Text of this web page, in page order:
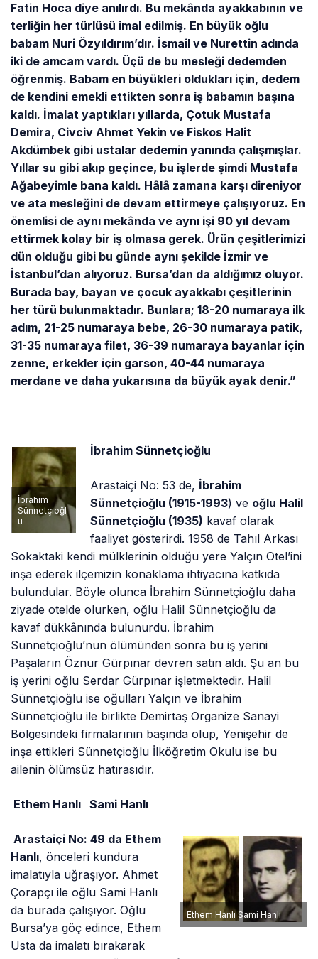
Fatin Hoca diye anılırdı. Bu mekânda ayakkabının ve
terliğin her türlüsü imal edilmiş. En büyük oğlu
babam Nuri Özyıldırım’dır. İsmail ve Nurettin adında
iki de amcam vardı. Üçü de bu mesleği dedemden
öğrenmiş. Babam en büyükleri oldukları için, dedem
de kendini emekli ettikten sonra iş babamın başına
kaldı. İmalat yaptıkları yıllarda, Çotuk Mustafa
Demira, Civciv Ahmet Yekin ve Fiskos Halit
Akdümbek gibi ustalar dedemin yanında çalışmışlar.
Yıllar su gibi akıp geçince, bu işlerde şimdi Mustafa
Ağabeyimle bana kaldı. Hâlâ zamana karşı direniyor
ve ata mesleğini de devam ettirmeye çalışıyoruz. En
önemlisi de aynı mekânda ve aynı işi 90 yıl devam
ettirmek kolay bir iş olmasa gerek. Ürün çeşitlerimizi
dün olduğu gibi bu günde aynı şekilde İzmir ve
İstanbul’dan alıyoruz. Bursa’dan da aldığımız oluyor.
Burada bay, bayan ve çocuk ayakkabı çeşitlerinin
her türü bulunmaktadır. Bunlara; 18-20 numaraya ilk
adım, 21-25 numaraya bebe, 26-30 numaraya patik,
31-35 numaraya filet, 36-39 numaraya bayanlar için
zenne, erkekler için garson, 40-44 numaraya
merdane ve daha yukarısına da büyük ayak denir.”
İbrahim
Sünnetçioğl
u
İbrahim Sünnetçioğlu
Arastaiçi No: 53 de, İbrahim
Sünnetçioğlu (1915-1993) ve oğlu Halil
Sünnetçioğlu (1935) kavaf olarak
faaliyet gösterirdi. 1958 de Tahıl Arkası
Sokaktaki kendi mülklerinin olduğu yere Yalçın Otel’ini
inşa ederek ilçemizin konaklama ihtiyacına katkıda
bulundular. Böyle olunca İbrahim Sünnetçioğlu daha
ziyade otelde olurken, oğlu Halil Sünnetçioğlu da
kavaf dükkânında bulunurdu. İbrahim
Sünnetçioğlu’nun ölümünden sonra bu iş yerini
Paşaların Öznur Gürpınar devren satın aldı. Şu an bu
iş yerini oğlu Serdar Gürpınar işletmektedir. Halil
Sünnetçioğlu ise oğulları Yalçın ve İbrahim
Sünnetçioğlu ile birlikte Demirtaş Organize Sanayi
Bölgesindeki firmalarının başında olup, Yenişehir de
inşa ettikleri Sünnetçioğlu İlköğretim Okulu ise bu
ailenin ölümsüz hatırasıdır.
Ethem Hanlı Sami Hanlı
Ethem Hanlı Sami Hanlı
Arastaiçi No: 49 da Ethem
Hanlı, önceleri kundura
imalatıyla uğraşıyor. Ahmet
Çorapçı ile oğlu Sami Hanlı
da burada çalışıyor. Oğlu
Bursa’ya göç edince, Ethem
Usta da imalatı bırakarak